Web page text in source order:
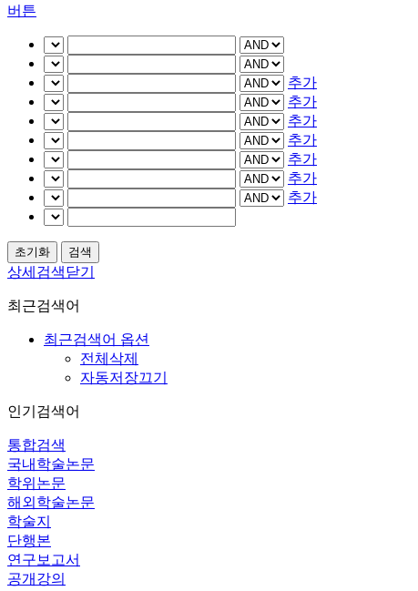
버튼
추가
추가
추가
추가
추가
추가
추가
상세검색닫기
최근검색어
최근검색어 옵션
전체삭제
자동저장끄기
인기검색어
통합검색
국내학술논문
학위논문
해외학술논문
학술지
단행본
연구보고서
공개강의